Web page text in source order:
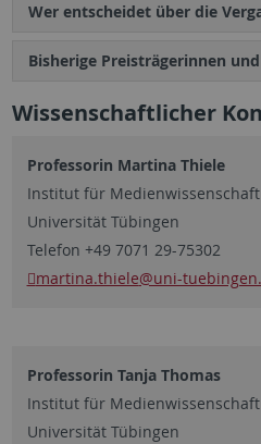
Wer entscheidet über die
Bisherige Preisträgerinnen
Wissenschaftlicher
Professorin Martina Thiele
Institut für Medienwissenschaft
Universität Tübingen
Telefon +49 7071 29-75302
martina.thiele@uni-
Professorin Tanja Thomas
Institut für Medienwissenschaft
Universität Tübingen